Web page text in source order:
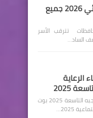
نتائج السادس الابتدائي 2026 جميع
2026 جميع المحافظات تترقب الأسر
الساد…
الرعاية
2025
رابط محرك بحث اسماء الرعاية الاجتماعيه الوجبه التاسعة 2025 بوت
2025…